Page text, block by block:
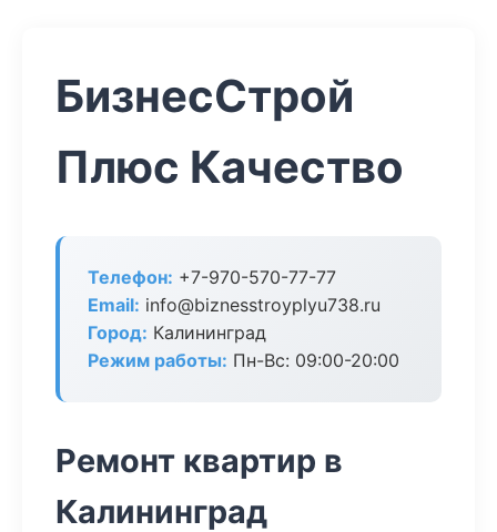
БизнесСтрой
Плюс Качество
Телефон: +7-970-570-77-77
Email: info@biznesstroyplyu738.ru
Город: Калининград
Режим работы: Пн-Вс: 09:00-20:00
Ремонт квартир в
Калининград